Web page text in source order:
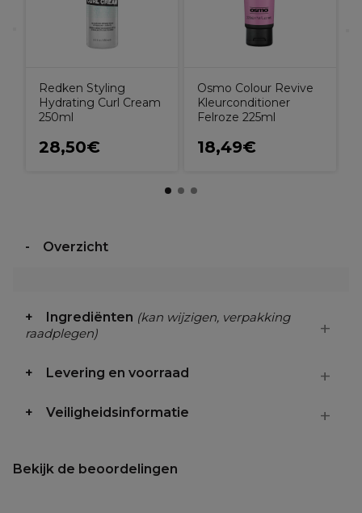
Redken Styling
Hydrating Curl Cream
250ml
28,50€
Osmo Colour Revive
Kleurconditioner
Felroze 225ml
18,49€
Overzicht
Ingrediënten (kan wijzigen, verpakking
raadplegen)
Levering en voorraad
Veiligheidsinformatie
Bekijk de beoordelingen